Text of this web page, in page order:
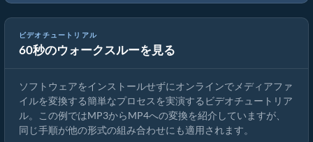
ビデオチュートリアル
60秒のウォークスルーを見る
メディアファイルの変換方法
ソフトウェアをインストールせずにオンラインでメディアファ
イルを変換する簡単なプロセスを実演するビデオチュートリア
ル。この例ではMP3からMP4への変換を紹介していますが、
同じ手順が他の形式の組み合わせにも適用されます。